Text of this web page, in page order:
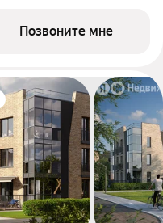
Позвоните мне